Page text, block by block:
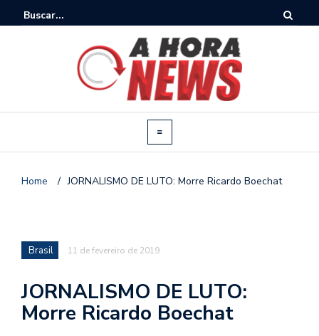
Home / JORNALISMO DE LUTO: Morre Ricardo Boechat
Brasil 11 de fevereiro de 2019
JORNALISMO DE LUTO:
Morre Ricardo Boechat